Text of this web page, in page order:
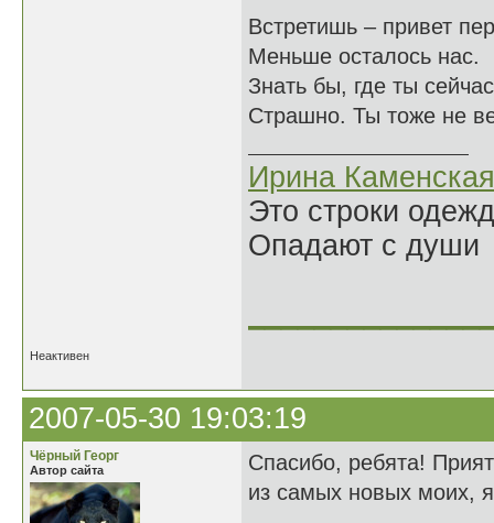
Встретишь – привет
Меньше осталось нас.
Знать бы, где ты
Страшно. Ты тоже не
Ирина Каменская
Это строки
Опадают с души
Неактивен
2007-05-30 19:03:19
Чёрный Георг
Автор сайта
Спасибо, ребята!
из самых новых моих,